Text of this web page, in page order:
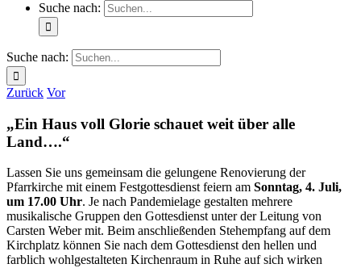
Suche nach:
Suche nach:
Zurück Vor
„Ein Haus voll Glorie schauet weit über alle
Land….“
Lassen Sie uns gemeinsam die gelungene Renovierung der
Pfarrkirche mit einem Festgottesdienst feiern am Sonntag, 4. Juli,
um 17.00 Uhr. Je nach Pandemielage gestalten mehrere
musikalische Gruppen den Gottesdienst unter der Leitung von
Carsten Weber mit. Beim anschließenden Stehempfang auf dem
Kirchplatz können Sie nach dem Gottesdienst den hellen und
farblich wohlgestalteten Kirchenraum in Ruhe auf sich wirken